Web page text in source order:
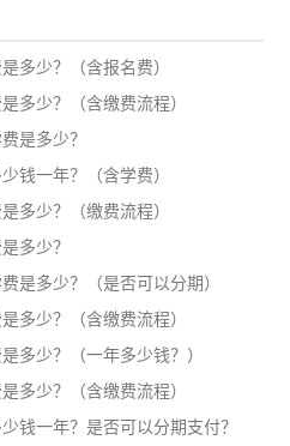
多少？（含报名费）
多少？（含缴费流程）
是多少？
钱一年？（含学费）
多少？（缴费流程）
多少？
是多少？（是否可以分期）
多少？（含缴费流程）
多少？（一年多少钱？）
多少？（含缴费流程）
钱一年？是否可以分期支付？